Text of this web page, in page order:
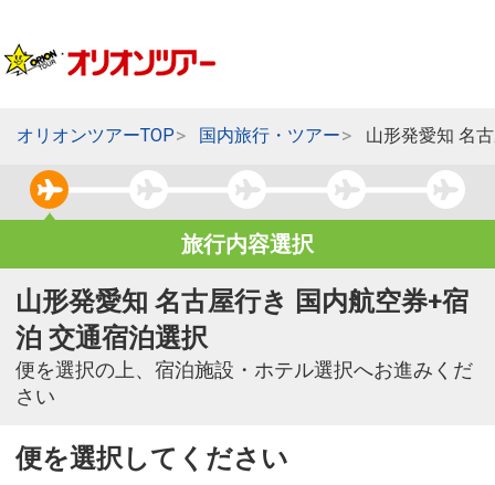
オリオンツアーTOP 国内旅行・ツアー 山形発愛知 名
旅行内容選択
山形発愛知 名古屋行き 国内航空券+宿
泊 交通宿泊選択
便を選択の上、宿泊施設・ホテル選択へお進みくだ
さい
便を選択してください